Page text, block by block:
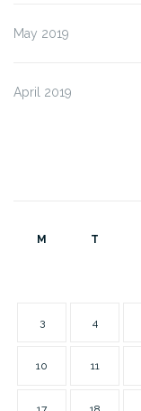
May 2019
April 2019
M T
3 4
10 11